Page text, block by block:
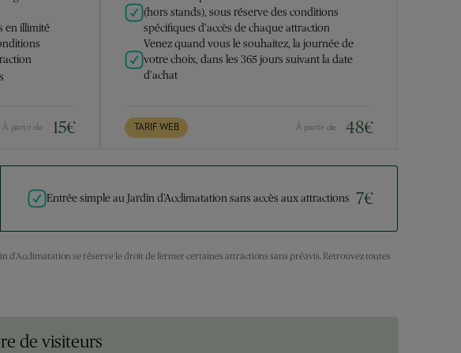
en illimité
À partir de 15€
(hors stands), sous réserve des conditions
spécifiques d’accès de chaque attraction
Venez quand vous le souhaitez, la journée de
votre choix, dans les 365 jours suivant la date
d’achat
TARIF WEB À partir de 48€
Entrée simple au Jardin d’Acclimatation sans accès aux attractions 7€
d’Acclimatation se réserve le droit de fermer certaines attractions sans préavis. Retrouvez toutes
de visiteurs